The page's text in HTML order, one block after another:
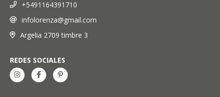
+5491164391710
infolorenza@gmail.com
Argelia 2709 timbre 3
REDES SOCIALES